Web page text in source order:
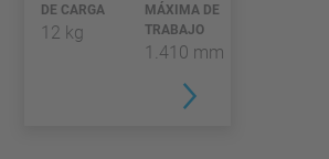
DE CARGA
12 kg
MÁXIMA DE
TRABAJO
1.410 mm